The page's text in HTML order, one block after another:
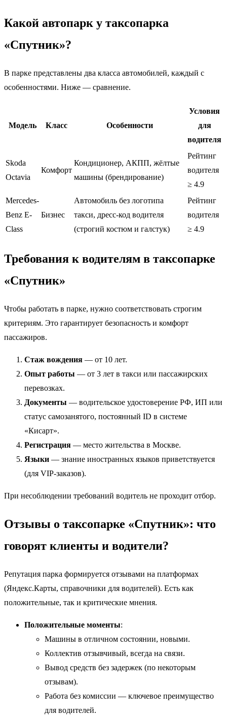
Какой автопарк у таксопарка
«Спутник»?
В парке представлены два класса автомобилей, каждый с
особенностями. Ниже — сравнение.
Модель Класс Особенности
Условия
для
водителя
Skoda
Octavia
Комфорт
Кондиционер, АКПП, жёлтые
машины (брендирование)
Рейтинг
водителя
≥ 4.9
Mercedes-
Benz E-
Class
Бизнес
Автомобиль без логотипа
такси, дресс-код водителя
(строгий костюм и галстук)
Рейтинг
водителя
≥ 4.9
Требования к водителям в таксопарке
«Спутник»
Чтобы работать в парке, нужно соответствовать строгим
критериям. Это гарантирует безопасность и комфорт
пассажиров.
Стаж вождения — от 10 лет.
Опыт работы — от 3 лет в такси или пассажирских
перевозках.
Документы — водительское удостоверение РФ, ИП или
статус самозанятого, постоянный ID в системе
«Кисарт».
Регистрация — место жительства в Москве.
Языки — знание иностранных языков приветствуется
(для VIP-заказов).
При несоблюдении требований водитель не проходит отбор.
Отзывы о таксопарке «Спутник»: что
говорят клиенты и водители?
Репутация парка формируется отзывами на платформах
(Яндекс.Карты, справочники для водителей). Есть как
положительные, так и критические мнения.
Положительные моменты:
Машины в отличном состоянии, новыми.
Коллектив отзывчивый, всегда на связи.
Вывод средств без задержек (по некоторым
отзывам).
Работа без комиссии — ключевое преимущество
для водителей.